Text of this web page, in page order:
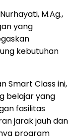
M.Ag.,
yang
kebutuhan
Smart Class ini,
belajar yang
fasilitas
jarak jauh dan
program